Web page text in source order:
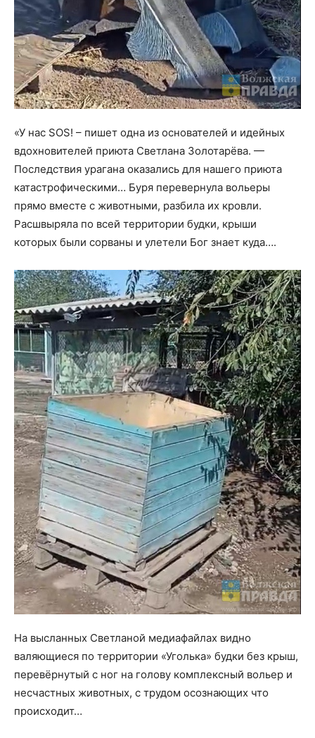
«У нас SOS! – пишет одна из основателей и идейных
вдохновителей приюта Светлана Золотарёва. —
Последствия урагана оказались для нашего приюта
катастрофическими… Буря перевернула вольеры
прямо вместе с животными, разбила их кровли.
Расшвыряла по всей территории будки, крыши
которых были сорваны и улетели Бог знает куда….
На высланных Светланой медиафайлах видно
валяющиеся по территории «Уголька» будки без крыш,
перевёрнутый с ног на голову комплексный вольер и
несчастных животных, с трудом осознающих что
происходит…